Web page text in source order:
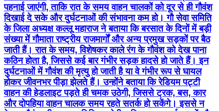
पहनाई जाएंगी, ताकि रात के समय वाहन चालकों को दूर से ही गौवंश
दिखाई दे सके और दुर्घटनाओं की संभावना कम हो। गौ सेवा समिति
के जिला अध्यक्ष कल्लू महाराज ने बताया कि बरसात के दिनों में बड़ी
संख्या में गौमाता राष्ट्रीय राजमार्गों और अन्य प्रमुख सड़कों पर बैठ
जाती हैं। रात के समय, विशेषकर काले रंग के गौवंश को देख पाना
कठिन होता है, जिससे कई बार गंभीर सड़क हादसे हो जाते हैं। इन
दुर्घटनाओं में गौवंश की मृत्यु हो जाती है या वे गंभीर रूप से घायल
होकर जीवनभर पीड़ा झेलते हैं। उन्होंने बताया कि रेडियम पट्टी
वाहन की हेडलाइट पड़ते ही चमक उठेगी, जिससे ट्रक, बस, कार
और दोपहिया वाहन चालक समय रहते सतर्क हो सकेंगे। इससे न